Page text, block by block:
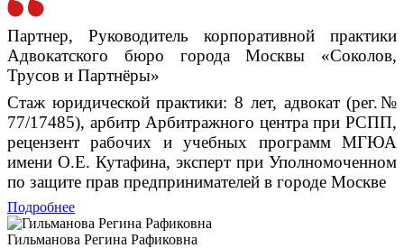
Партнер, Руководитель корпоративной практики
Адвокатского бюро города Москвы «Соколов,
Трусов и Партнёры»
Стаж юридической практики: 8 лет, адвокат (рег.№
77/17485), арбитр Арбитражного центра при РСПП,
рецензент рабочих и учебных программ МГЮА
имени О.Е. Кутафина, эксперт при Уполномоченном
по защите прав предпринимателей в городе Москве
Подробнее
Гильманова Регина Рафиковна